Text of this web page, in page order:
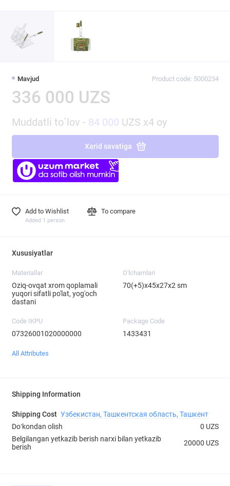
Mavjud Product code: 5000234
336 000 UZS
Muddatli to`lov - 84 000 UZS x4 oy
Xarid savatiga
Add to Wishlist
Added 1 person
To compare
Xususiyatlar
Materiallar
Oziq-ovqat xrom qoplamali
yuqori sifatli po'lat, yog'och
dastani
O'lchamlari
70(+5)x45x27x2 sm
Code IKPU
07326001020000000
Package Code
1433431
All Attributes
Shipping Information
Shipping Cost Узбекистан, Ташкентская область, Ташкент
Doʻkondan olish
0 UZS
Belgilangan yetkazib berish narxi bilan yetkazib
berish
20000 UZS